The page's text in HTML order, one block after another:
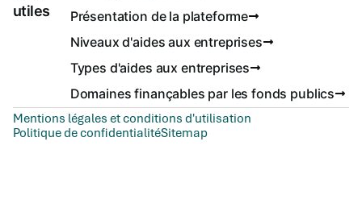
utiles
Présentation de la plateforme
Niveaux d'aides aux entreprises
Types d'aides aux entreprises
Domaines finançables par les fonds publics
Mentions légales et conditions d'utilisation
Politique de confidentialitéSitemap